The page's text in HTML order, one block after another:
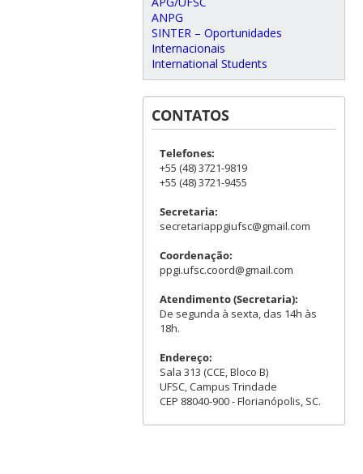
ANPG
SINTER – Oportunidades
Internacionais
International Students
CONTATOS
Telefones:
+55 (48) 3721-9819
+55 (48) 3721-9455
Secretaria:
secretariappgiufsc@gmail.com
Coordenação:
ppgi.ufsc.coord@gmail.com
Atendimento (Secretaria):
De segunda à sexta, das 14h às
18h.
Endereço:
Sala 313 (CCE, Bloco B)
UFSC, Campus Trindade
CEP 88040-900 - Florianópolis, SC.